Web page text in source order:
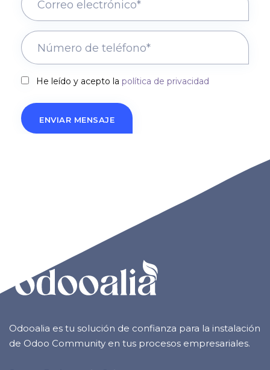
He leído y acepto la política de privacidad
Odooalia es tu solución de confianza para la instalación
de Odoo Community en tus procesos empresariales.